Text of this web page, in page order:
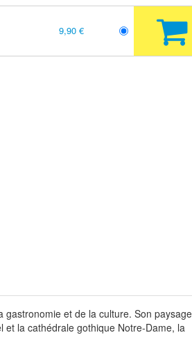
9,90 €
et de la culture. Son paysage
la cathédrale gothique Notre-Dame, la